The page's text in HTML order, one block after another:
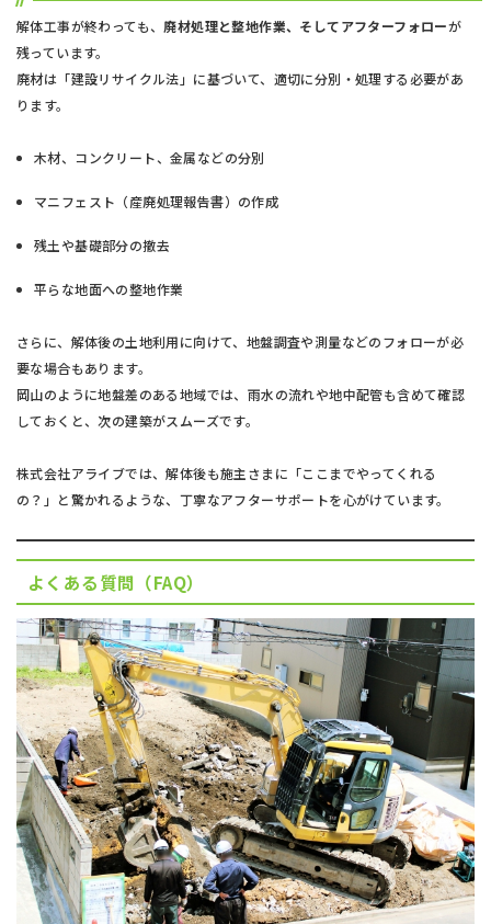
解体工事が終わっても、 廃材処理と整地作業、そしてアフターフォローが
残っています。
廃材は「建設リサイクル法」に基づいて、適切に分別・処理する必要があ
ります。
木材、コンクリート、金属などの分別
マニフェスト（産廃処理報告書）の作成
残土や基礎部分の撤去
平らな地面への整地作業
さらに、解体後の土地利用に向けて、地盤調査や測量などのフォローが必
要な場合もあります。
岡山のように地盤差のある地域では、雨水の流れや地中配管も含めて確認
しておくと、次の建築がスムーズです。
株式会社アライブでは、解体後も施主さまに「ここまでやってくれる
の？」と驚かれるような、丁寧なアフターサポートを心がけています。
よくある質問（FAQ）